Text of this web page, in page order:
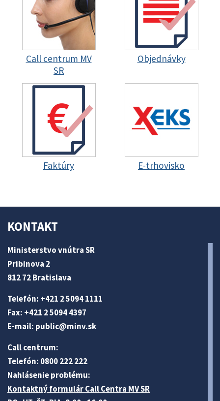
Call centrum MV
SR
Objednávky
Faktúry E-trhovisko
KONTAKT
Ministerstvo vnútra SR
Pribinova 2
812 72 Bratislava
Telefón: +421 2 5094 1111
Fax: +421 2 5094 4397
E-mail: public@minv.sk
Call centrum:
Telefón: 0800 222 222
Nahlásenie problému:
Kontaktný formulár Call Centra MV SR